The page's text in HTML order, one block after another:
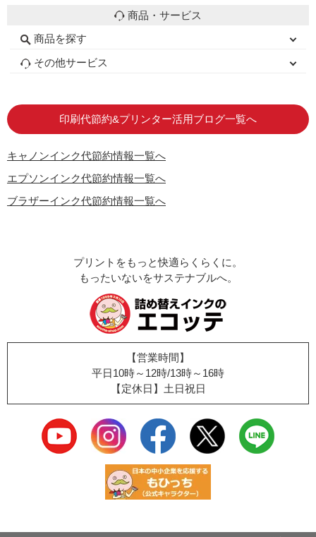
商品・サービス
商品を探す
初心者用セット
キャノンインク
エプソンインク
ブラザーインク
詰め替えインク
互換インクボトル
互換インクカートリッジ
再生インクカートリッジ
トナーカートリッジ
その他サービス
印刷代節約&プリンター活用ブログ一覧へ
キャノンインク代節約情報一覧へ
エプソンインク代節約情報一覧へ
ブラザーインク代節約情報一覧へ
プリントをもっと快適らくらくに。
もったいないをサステナブルへ。
【営業時間】
平日10時～12時/13時～16時
【定休日】土日祝日